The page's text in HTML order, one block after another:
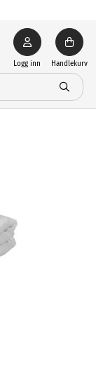
Logg inn Handlekurv